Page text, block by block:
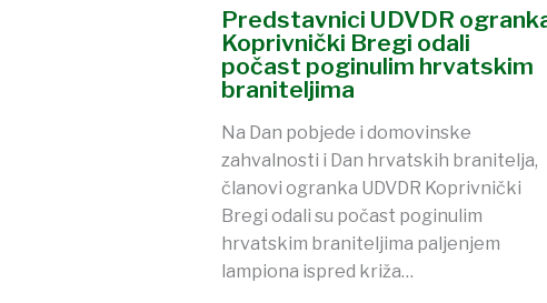
Predstavnici UDVDR
Koprivnički Bregi odali
počast poginulim hrvatskim
braniteljima
Na Dan pobjede i domovinske
zahvalnosti i Dan hrvatskih branitelja,
članovi ogranka UDVDR Koprivnički
Bregi odali su počast poginulim
hrvatskim braniteljima paljenjem
lampiona ispred križa…